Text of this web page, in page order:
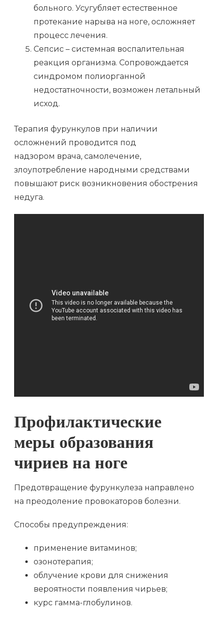
больного. Усугубляет естественное
протекание нарыва на ноге, осложняет
процесс лечения.
Сепсис – системная воспалительная
реакция организма. Сопровождается
синдромом полиорганной
недостатночности, возможен летальный
исход.
Терапия фурункулов при наличии
осложнений проводится под
надзором врача, самолечение,
злоупотребление народными средствами
повышают риск возникновения обострения
недуга.
Профилактические
меры образования
чириев на ноге
Предотвращение фурункулеза направлено
на преодоление провокаторов болезни.
Способы предупреждения:
применение витаминов;
озонотерапия;
облучение крови для снижения
вероятности появления чирьев;
курс гамма-глобулинов.